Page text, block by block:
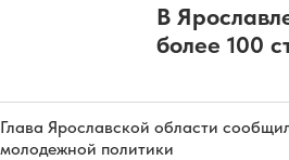
В
более 100
Глава Ярославской области
молодежной политики